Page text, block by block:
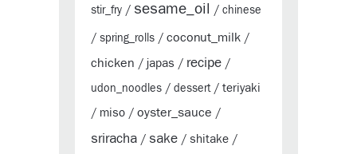
stir_fry / sesame_oil / chinese
/ spring_rolls / coconut_milk /
chicken / japas / recipe /
udon_noodles / dessert/ teriyaki
/ miso / oyster_sauce /
sriracha / sake / shitake /